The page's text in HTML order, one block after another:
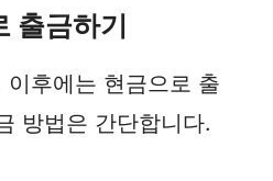
출금하기
후에는 현금으로 출
방법은 간단합니다.